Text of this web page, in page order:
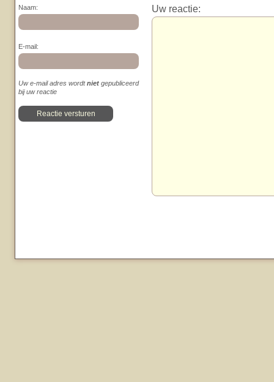
Naam:
E-mail:
Uw e-mail adres wordtniet gepubliceerd
bij uw reactie
Uw reactie: